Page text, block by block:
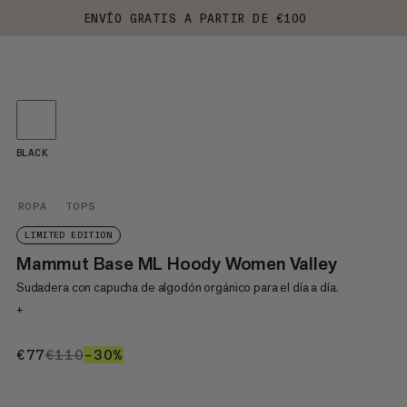
ENVÍO GRATIS A PARTIR DE €100
ROPA TOPS
LIMITED EDITION
Mammut Base ML Hoody Women Valley
Sudadera con capucha de algodón orgánico para el día a día.
+
€77€77
€110€110
–30%
BLACK